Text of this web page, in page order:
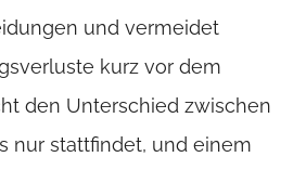
und vermeidet
kurz vor dem
den Unterschied zwischen
nur stattfindet, und einem